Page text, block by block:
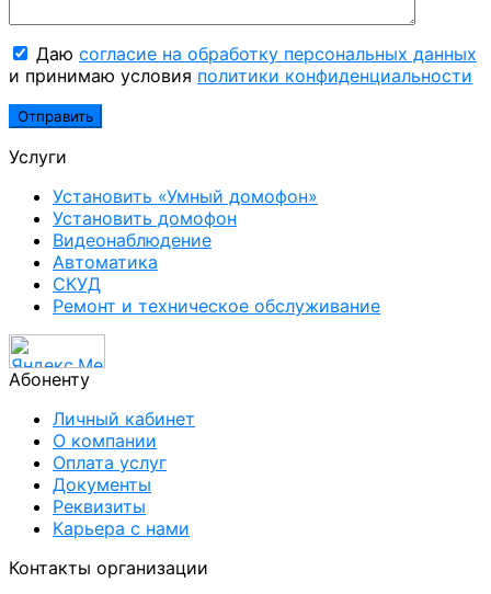
Даю согласие на обработку персональных данных
и принимаю условия политики конфиденциальности
Услуги
Установить «Умный домофон»
Установить домофон
Видеонаблюдение
Автоматика
СКУД
Ремонт и техническое обслуживание
Абоненту
Личный кабинет
О компании
Оплата услуг
Документы
Реквизиты
Карьера с нами
Контакты организации